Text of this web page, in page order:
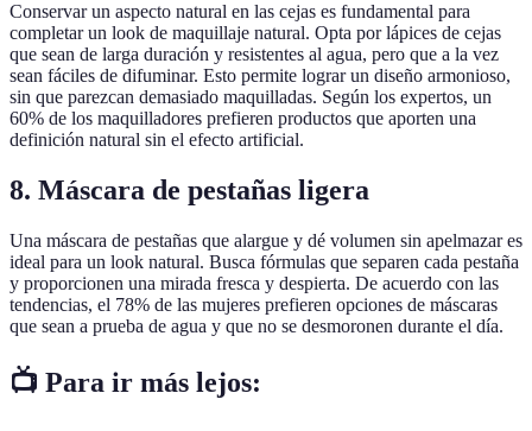
Conservar un aspecto natural en las cejas es fundamental para
completar un look de maquillaje natural. Opta por lápices de cejas
que sean de larga duración y resistentes al agua, pero que a la vez
sean fáciles de difuminar. Esto permite lograr un diseño armonioso,
sin que parezcan demasiado maquilladas. Según los expertos, un
60% de los maquilladores prefieren productos que aporten una
definición natural sin el efecto artificial.
8. Máscara de pestañas ligera
Una máscara de pestañas que alargue y dé volumen sin apelmazar es
ideal para un look natural. Busca fórmulas que separen cada pestaña
y proporcionen una mirada fresca y despierta. De acuerdo con las
tendencias, el 78% de las mujeres prefieren opciones de máscaras
que sean a prueba de agua y que no se desmoronen durante el día.
📺 Para ir más lejos: